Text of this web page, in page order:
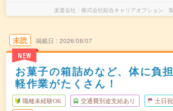
派遣会社 株式会社綜合キャリアオプション 製
未読
NEW
掲載日 2026/08/07
お菓子の箱詰めなど、体に負
軽作業がたくさん！
職種未経験OK 交通費別途支給あり 土日